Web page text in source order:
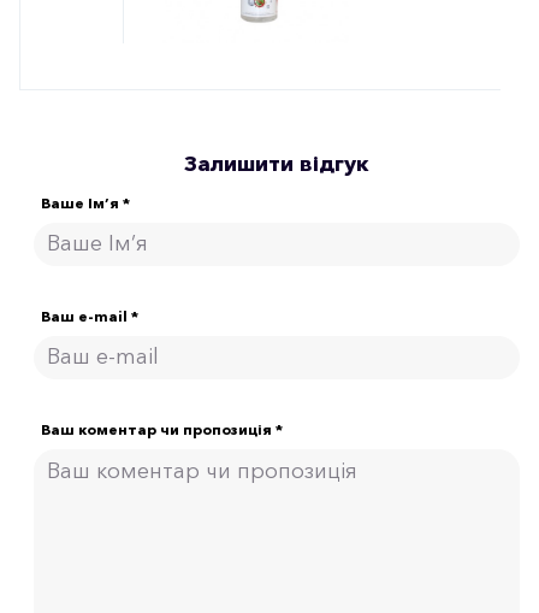
Залишити відгук
Ваше Ім’я *
Ваш e-mail *
Ваш коментар чи пропозиція *